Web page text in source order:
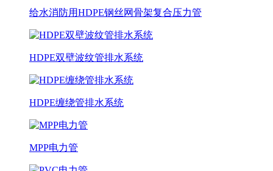
给水消防用HDPE钢丝网骨架复合压力管
HDPE双壁波纹管排水系统
HDPE缠绕管排水系统
MPP电力管